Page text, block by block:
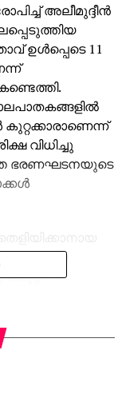
അലീമുദ്ദീന്‍
ഉള്‍പ്പെടെ 11
വിധിച്ചു
ഭരണഘടനയുടെ
ശിക്ഷ
ജൂണ്‍ 29നാണ്